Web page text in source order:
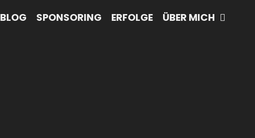
BLOG SPONSORING ERFOLGE ÜBER MICH